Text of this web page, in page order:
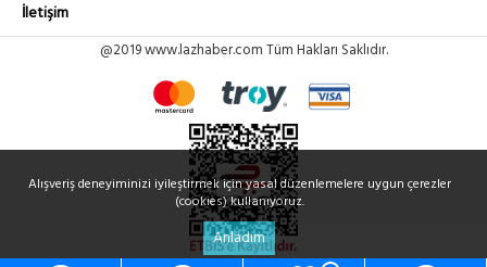
İletişim
@2019 www.lazhaber.com Tüm Hakları Saklıdır.
Alışveriş deneyiminizi iyileştirmek için yasal düzenlemelere uygun çerezler
(cookies) kullanıyoruz.
Anladım